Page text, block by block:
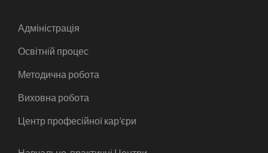
Адміністрація
Освітній процес
Методична робота
Виховна робота
Центр професійної кар’єри